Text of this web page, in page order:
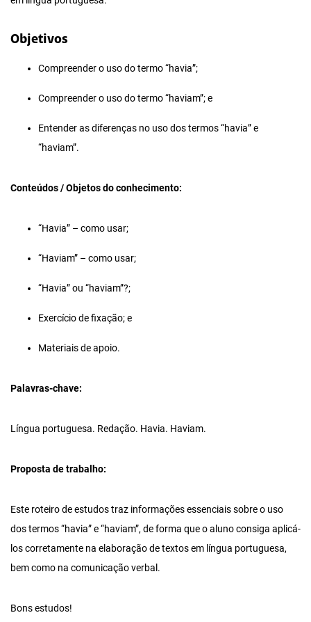
Objetivos
Compreender o uso do termo “havia”;
Compreender o uso do termo “haviam”; e
Entender as diferenças no uso dos termos “havia” e
“haviam”.
Conteúdos / Objetos do conhecimento:
“Havia” – como usar;
“Haviam” – como usar;
“Havia” ou “haviam”?;
Exercício de fixação; e
Materiais de apoio.
Palavras-chave:
Língua portuguesa. Redação. Havia. Haviam.
Proposta de trabalho:
Este roteiro de estudos traz informações essenciais sobre o uso
dos termos “havia” e “haviam”, de forma que o aluno consiga aplicá-
los corretamente na elaboração de textos em língua portuguesa,
bem como na comunicação verbal.
Bons estudos!